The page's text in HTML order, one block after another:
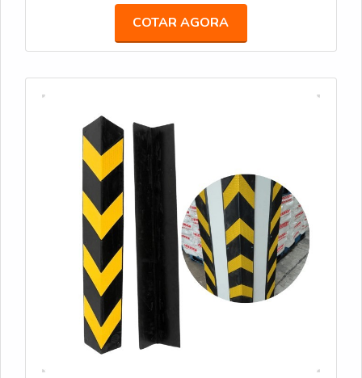
COTAR AGORA